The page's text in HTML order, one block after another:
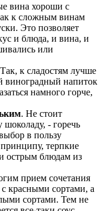
вина хороши с
к сложным винам
Это позволяет
и блюда, и вина, и
или
к сладостям лучше
виноградный напиток
намного горче,
. Не стоит
шоколаду, - горечь
в пользу
терпкие
острым блюдам из
прием сочетания
с красными сортами, а
сортами. Тем не